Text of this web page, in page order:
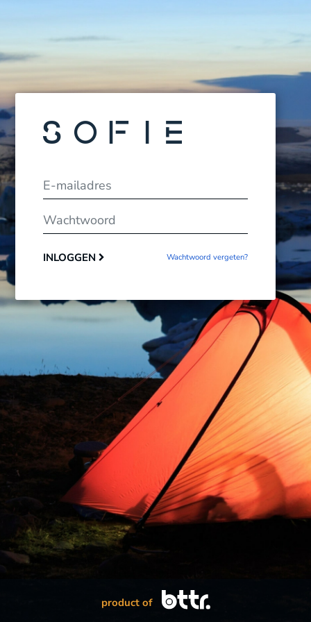
E-mailadres
Wachtwoord
INLOGGEN Wachtwoord vergeten?
product of